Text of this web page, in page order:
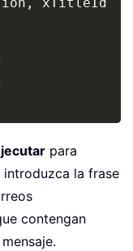
, xTitleId
para
la frase
contengan